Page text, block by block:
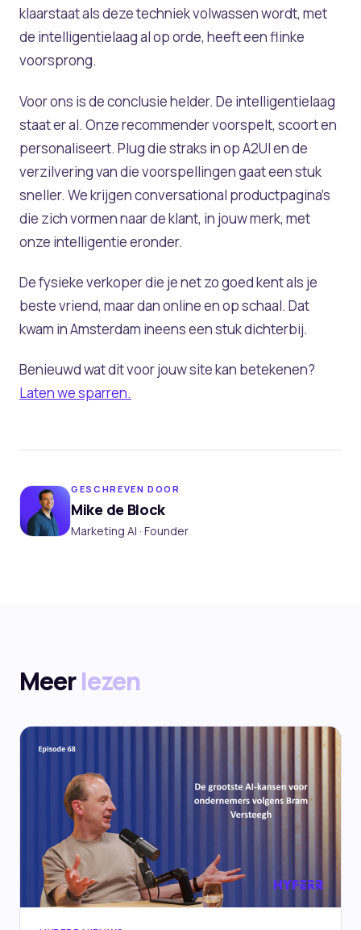
klaarstaat als deze techniek volwassen wordt, met
de intelligentielaag al op orde, heeft een flinke
voorsprong.
Voor ons is de conclusie helder. De intelligentielaag
staat er al. Onze recommender voorspelt, scoort en
personaliseert. Plug die straks in op A2UI en de
verzilvering van die voorspellingen gaat een stuk
sneller. We krijgen conversational productpagina's
die zich vormen naar de klant, in jouw merk, met
onze intelligentie eronder.
De fysieke verkoper die je net zo goed kent als je
beste vriend, maar dan online en op schaal. Dat
kwam in Amsterdam ineens een stuk dichterbij.
Benieuwd wat dit voor jouw site kan betekenen?
Laten we sparren.
GESCHREVEN DOOR
Mike de Block
Marketing AI · Founder
Meerlezen